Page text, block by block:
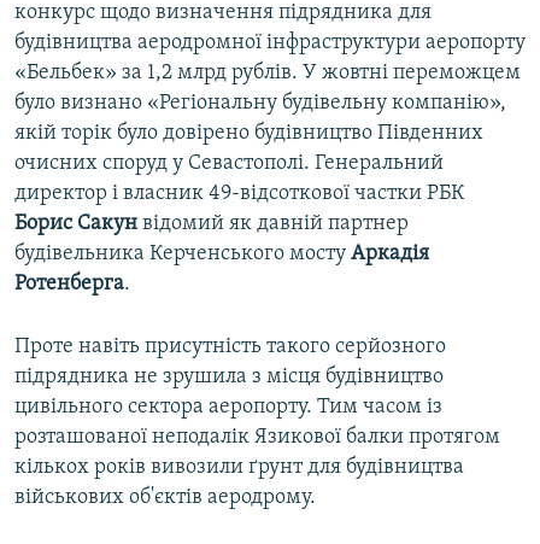
конкурс щодо визначення підрядника для
будівництва аеродромної інфраструктури аеропорту
«Бельбек» за 1,2 млрд рублів. У жовтні переможцем
було визнано «Регіональну будівельну компанію»,
якій торік було довірено будівництво Південних
очисних споруд у Севастополі. Генеральний
директор і власник 49-відсоткової частки РБК
Борис Сакун відомий як давній партнер
будівельника Керченського мосту Аркадія
Ротенберга.
Проте навіть присутність такого серйозного
підрядника не зрушила з місця будівництво
цивільного сектора аеропорту. Тим часом із
розташованої неподалік Язикової балки протягом
кількох років вивозили ґрунт для будівництва
військових об'єктів аеродрому.